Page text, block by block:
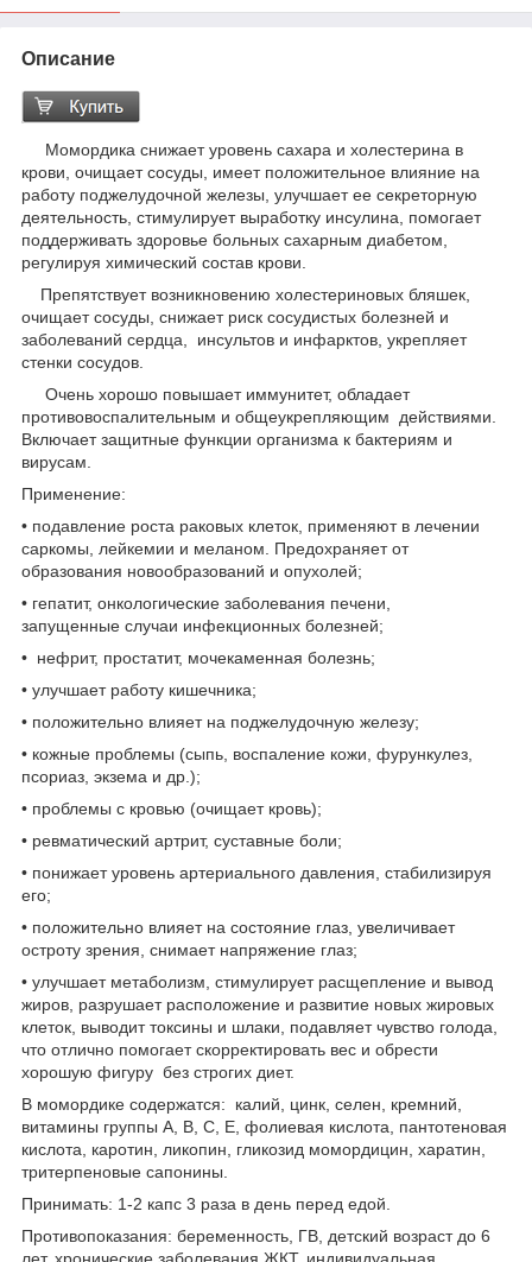
Описание
Момордика снижает уровень сахара и холестерина в
крови, очищает сосуды, имеет положительное влияние на
работу поджелудочной железы, улучшает ее секреторную
деятельность, стимулирует выработку инсулина, помогает
поддерживать здоровье больных сахарным диабетом,
регулируя химический состав крови.
Препятствует возникновению холестериновых бляшек,
очищает сосуды, снижает риск сосудистых болезней и
заболеваний сердца, инсультов и инфарктов, укрепляет
стенки сосудов.
Очень хорошо повышает иммунитет, обладает
противовоспалительным и общеукрепляющим действиями.
Включает защитные функции организма к бактериям и
вирусам.
Применение:
• подавление роста раковых клеток, применяют в лечении
саркомы, лейкемии и меланом. Предохраняет от
образования новообразований и опухолей;
• гепатит, онкологические заболевания печени,
запущенные случаи инфекционных болезней;
• нефрит, простатит, мочекаменная болезнь;
• улучшает работу кишечника;
• положительно влияет на поджелудочную железу;
• кожные проблемы (сыпь, воспаление кожи, фурункулез,
псориаз, экзема и др.);
• проблемы с кровью (очищает кровь);
• ревматический артрит, суставные боли;
• понижает уровень артериального давления, стабилизируя
его;
• положительно влияет на состояние глаз, увеличивает
остроту зрения, снимает напряжение глаз;
• улучшает метаболизм, стимулирует расщепление и вывод
жиров, разрушает расположение и развитие новых жировых
клеток, выводит токсины и шлаки, подавляет чувство голода,
что отлично помогает скорректировать вес и обрести
хорошую фигуру без строгих диет.
В момордике содержатся: калий, цинк, селен, кремний,
витамины группы А, В, С, Е, фолиевая кислота, пантотеновая
кислота, каротин, ликопин, гликозид момордицин, харатин,
тритерпеновые сапонины.
Принимать: 1-2 капс 3 раза в день перед едой.
Противопоказания: беременность, ГВ, детский возраст до 6
лет, хронические заболевания ЖКТ, индивидуальная